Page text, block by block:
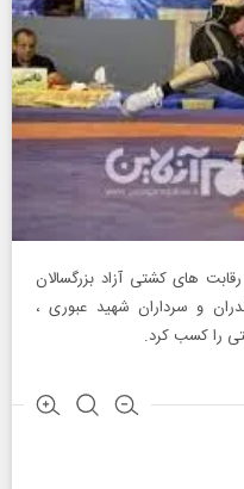
های کشتی آزاد بزرگسالان
و سرداران شهید عبوری ،
را کسب کرد.